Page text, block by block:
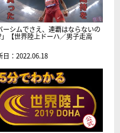
ーシムでさえ、連覇はならないの
【世界陸上ドーハ／男子走高
日：2022.06.18